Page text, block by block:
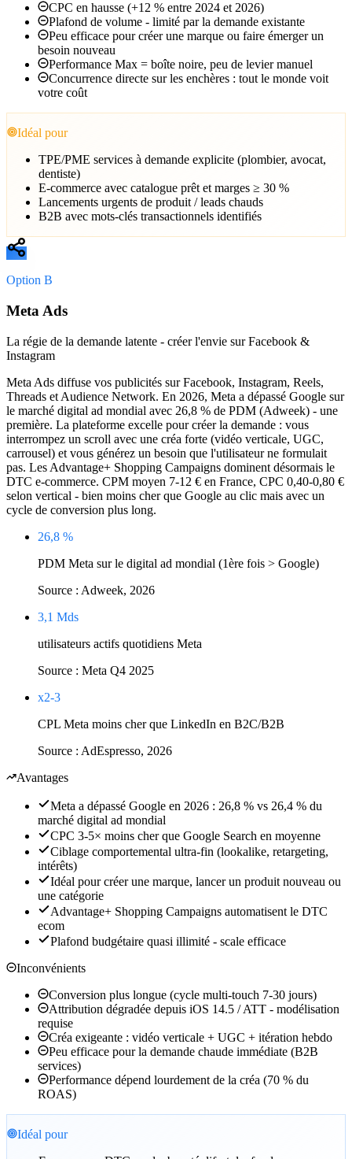
CPC en hausse (+12 % entre 2024 et 2026)
Plafond de volume - limité par la demande existante
Peu efficace pour créer une marque ou faire émerger un
besoin nouveau
Performance Max = boîte noire, peu de levier manuel
Concurrence directe sur les enchères : tout le monde voit
votre coût
Idéal pour
TPE/PME services à demande explicite (plombier, avocat,
dentiste)
E-commerce avec catalogue prêt et marges ≥ 30 %
Lancements urgents de produit / leads chauds
B2B avec mots-clés transactionnels identifiés
Option B
Meta Ads
La régie de la demande latente - créer l'envie sur Facebook &
Instagram
Meta Ads diffuse vos publicités sur Facebook, Instagram, Reels,
Threads et Audience Network. En 2026, Meta a dépassé Google sur
le marché digital ad mondial avec 26,8 % de PDM (Adweek) - une
première. La plateforme excelle pour créer la demande : vous
interrompez un scroll avec une créa forte (vidéo verticale, UGC,
carrousel) et vous générez un besoin que l'utilisateur ne formulait
pas. Les Advantage+ Shopping Campaigns dominent désormais le
DTC e-commerce. CPM moyen 7-12 € en France, CPC 0,40-0,80 €
selon vertical - bien moins cher que Google au clic mais avec un
cycle de conversion plus long.
26,8 %
PDM Meta sur le digital ad mondial (1ère fois > Google)
Source : Adweek, 2026
3,1 Mds
utilisateurs actifs quotidiens Meta
Source : Meta Q4 2025
x2-3
CPL Meta moins cher que LinkedIn en B2C/B2B
Source : AdEspresso, 2026
Avantages
Meta a dépassé Google en 2026 : 26,8 % vs 26,4 % du
marché digital ad mondial
CPC 3-5× moins cher que Google Search en moyenne
Ciblage comportemental ultra-fin (lookalike, retargeting,
intérêts)
Idéal pour créer une marque, lancer un produit nouveau ou
une catégorie
Advantage+ Shopping Campaigns automatisent le DTC
ecom
Plafond budgétaire quasi illimité - scale efficace
Inconvénients
Conversion plus longue (cycle multi-touch 7-30 jours)
Attribution dégradée depuis iOS 14.5 / ATT - modélisation
requise
Créa exigeante : vidéo verticale + UGC + itération hebdo
Peu efficace pour la demande chaude immédiate (B2B
services)
Performance dépend lourdement de la créa (70 % du
ROAS)
Idéal pour